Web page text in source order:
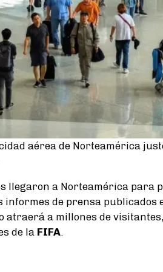
aérea de Norteamérica
llegaron a Norteamérica para
de prensa publicados
atraerá a millones de
de la FIFA.